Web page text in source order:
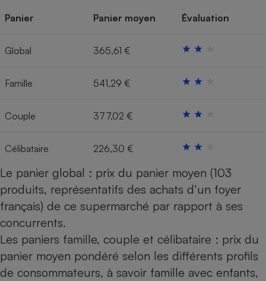
Panier Panier moyen Évaluation
Global 365,61 €
Famille 541,29 €
Couple 377,02 €
Célibataire 226,30 €
Le panier global : prix du panier moyen (103
produits, représentatifs des achats d’un foyer
français) de ce supermarché par rapport à ses
concurrents.
Les paniers famille, couple et célibataire : prix du
panier moyen pondéré selon les différents profils
de consommateurs, à savoir famille avec enfants,
Climatiseur -
Cafetière à expressos
Robot ménager